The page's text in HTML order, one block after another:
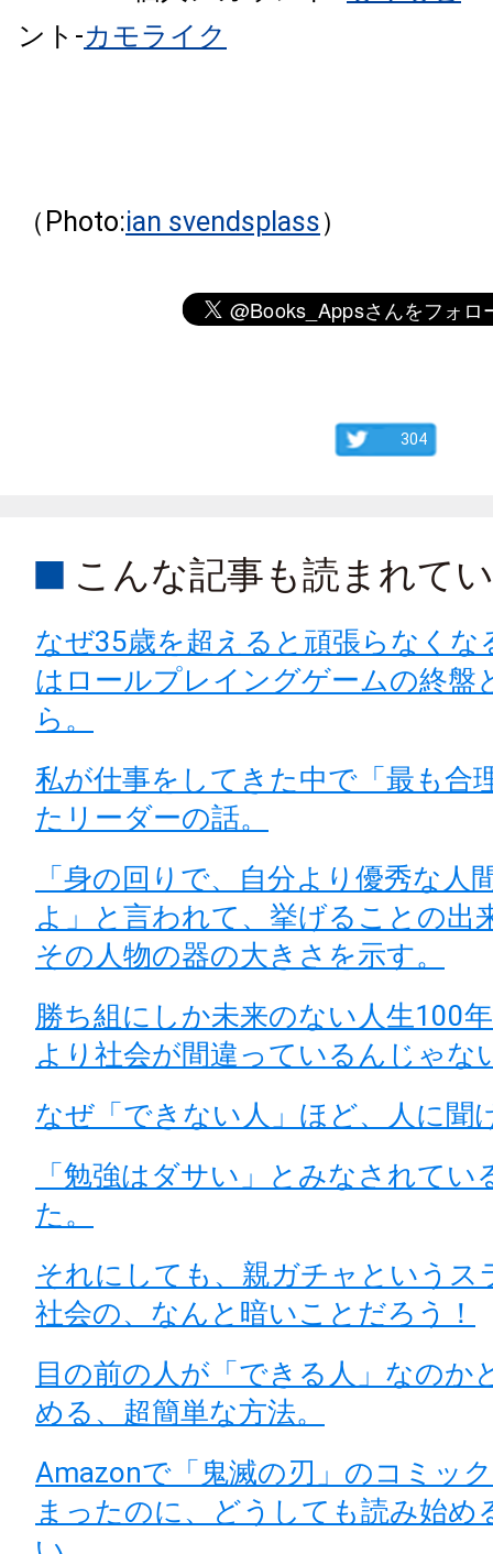
ント-カモライク
（Photo:ian svendsplass）
304
こんな記事も読まれて
なぜ35歳を超えると頑張らなくな
はロールプレイングゲームの終盤
ら。
私が仕事をしてきた中で「最も合
たリーダーの話。
「身の回りで、自分より優秀な人
よ」と言われて、挙げることの出
その人物の器の大きさを示す。
勝ち組にしか未来のない人生100
より社会が間違っているんじゃな
なぜ「できない人」ほど、人に聞
「勉強はダサい」とみなされてい
た。
それにしても、親ガチャというス
社会の、なんと暗いことだろう！
目の前の人が「できる人」なのか
める、超簡単な方法。
Amazonで「鬼滅の刃」のコミッ
まったのに、どうしても読み始め